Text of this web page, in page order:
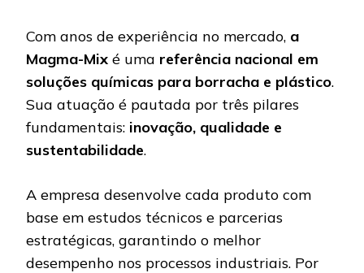
Com anos de experiência no mercado, a
Magma-Mix é uma referência nacional em
soluções químicas para borracha e plástico.
Sua atuação é pautada por três pilares
fundamentais: inovação, qualidade e
sustentabilidade.
A empresa desenvolve cada produto com
base em estudos técnicos e parcerias
estratégicas, garantindo o melhor
desempenho nos processos industriais. Por